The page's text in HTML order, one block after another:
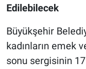
Edilebilecek
Büyükşehir
kadınların emek
sonu sergisinin